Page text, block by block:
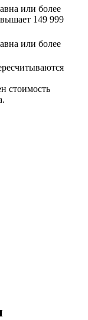
или более
149 999
или более
стоимость